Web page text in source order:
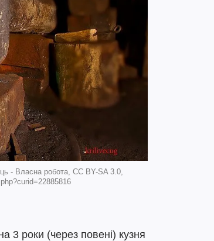
- Власна робота, CC BY-SA 3.0,
3 роки (через повені) кузня